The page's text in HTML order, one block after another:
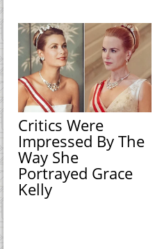
Critics Were
Impressed By The
Way She
Portrayed Grace
Kelly